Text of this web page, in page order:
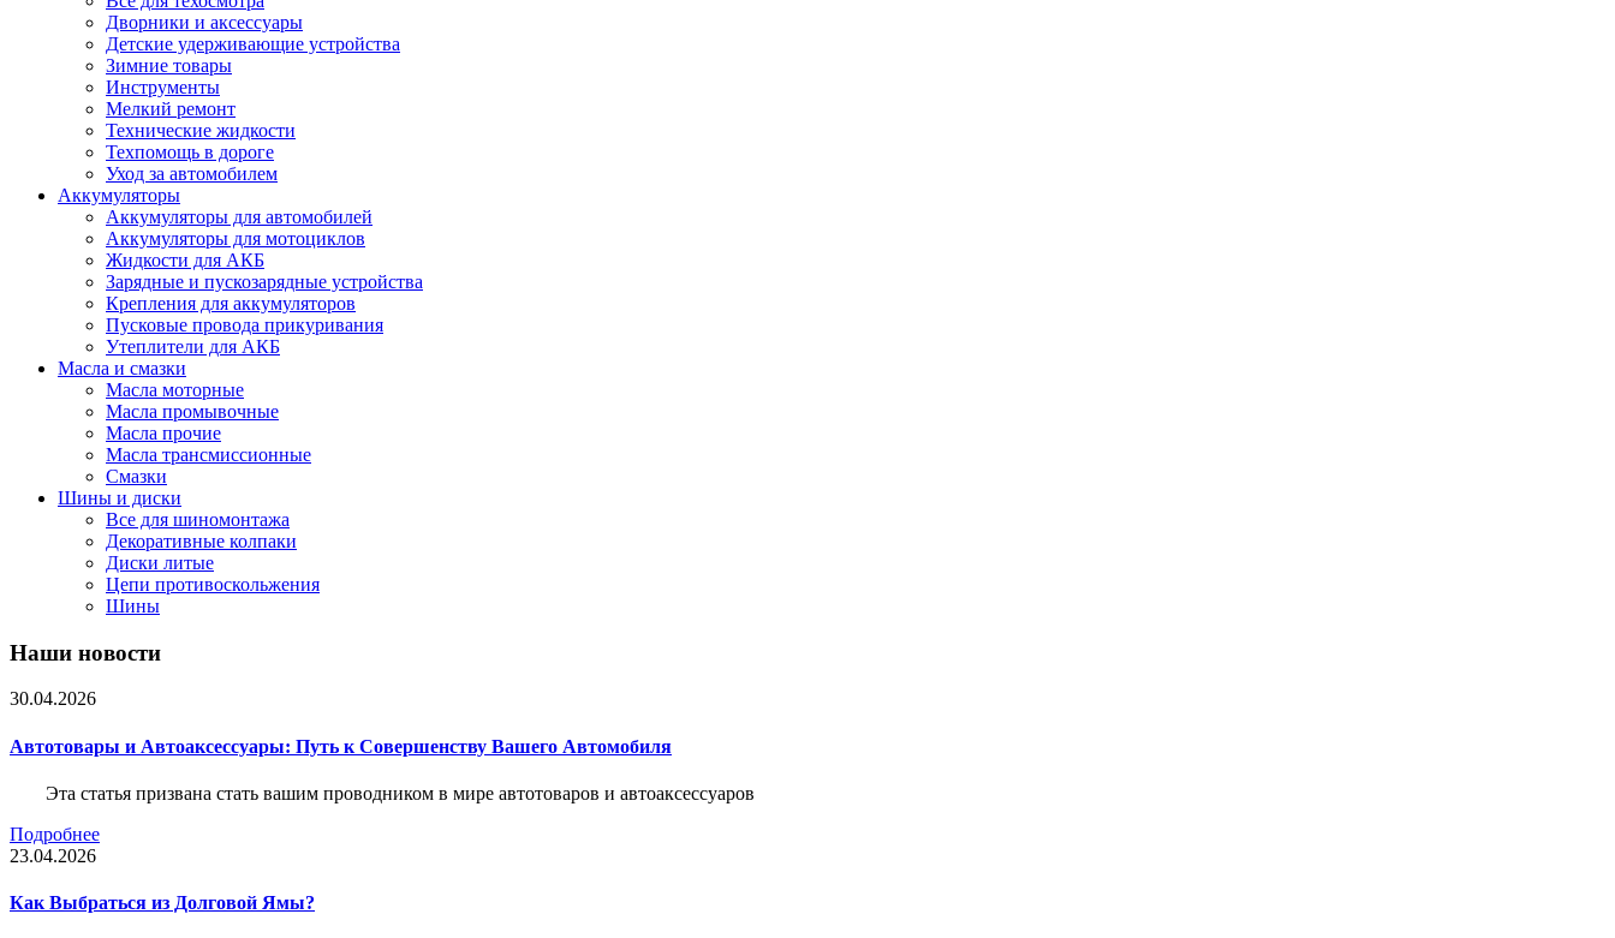
Дворники и аксессуары
Детские удерживающие устройства
Зимние товары
Инструменты
Мелкий ремонт
Технические жидкости
Техпомощь в дороге
Уход за автомобилем
Аккумуляторы
Аккумуляторы для автомобилей
Аккумуляторы для мотоциклов
Жидкости для АКБ
Зарядные и пускозарядные устройства
Крепления для аккумуляторов
Пусковые провода прикуривания
Утеплители для АКБ
Масла и смазки
Масла моторные
Масла промывочные
Масла прочие
Масла трансмиссионные
Смазки
Шины и диски
Все для шиномонтажа
Декоративные колпаки
Диски литые
Цепи противоскольжения
Шины
Наши новости
30.04.2026
Автотовары и Автоаксессуары: Путь к Совершенству Вашего Автомобиля
Эта статья призвана стать вашим проводником в мире автотоваров и автоаксессуаров
Подробнее
23.04.2026
Как Выбраться из Долговой Ямы?